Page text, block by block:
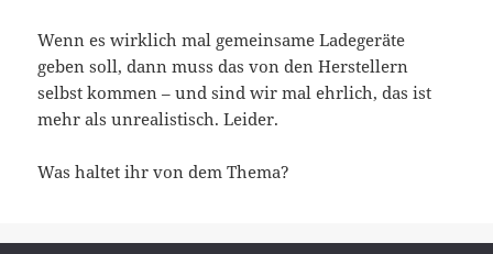
Wenn es wirklich mal gemeinsame Ladegeräte
geben soll, dann muss das von den Herstellern
selbst kommen – und sind wir mal ehrlich, das ist
mehr als unrealistisch. Leider.
Was haltet ihr von dem Thema?